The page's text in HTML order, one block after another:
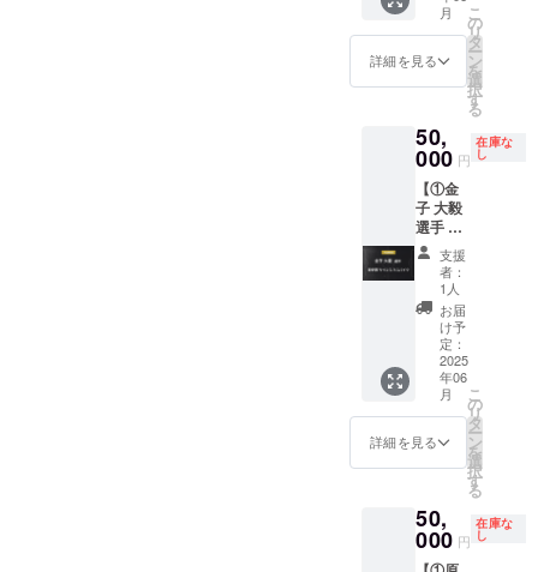
す。 ・
掲載場
TRANK
SHONA
Nの公式
載期
間：
2025年
5月1
日〜1年
間掲載
・掲載
方法：
文字の
み ・注
意事
項：掲
載を希
望され
考欄に
お名前
入くだ
さい。
希望さ
れない
「掲載
なし」
入くだ
さい。
間掲載
・掲載
方法：
項：掲
載を希
る方
は、備
考欄に
お名前
をご記
入くだ
さい。
希望さ
れない
場合は
「掲載
なし」
入くだ
さい。
付属し
ます。
公式HP
記載い
たしま
す。 ・
掲載場
所：
TRANK
SHONA
Nの公式
HP ・掲
載期
間：
2025年
5月1
日〜1年
間掲載
・掲載
方法：
項：掲
載を希
スポン
サー枠
です。
ニング
ウェア
への企
業ロゴ
掲載
◯HPへ
の企業
ロゴ掲
載 ※掲
載期間
は2025
年6月か
ら2025
年3月末
まで ※
ロゴや
バナー
しにつ
いて
TRANK
SHONA
Nを運営
する
SKY.U
社のド
ローン
事業で
関わり
のある
農家が
生産し
たお米
（2kg）
をお届
けしま
す。 ・
名称：
精米 ・
原料玄
米：産
地・単
品種・
月
詳細を見る
こ
の
リ
タ
ー
ン
を
選
択
す
る
50,
000 円
在庫な
し
【①金
子 大毅
選手 実
使用サ
イン入
りスパ
イク +
②HPへ
の氏名
掲載
権】 ①
実使用
サイン
入りス
パイク
先着1名
で、現
役プロ
サッ
支援
者：
1人
お届
け予
定：
2025
年06
月
詳細を見る
こ
の
リ
タ
ー
ン
を
選
択
す
る
50,
000 円
在庫な
し